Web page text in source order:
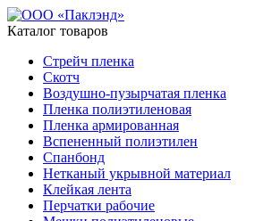
Каталог товаров
Стрейч пленка
Скотч
Воздушно-пузырчатая пленка
Пленка полиэтиленовая
Пленка армированная
Вспененный полиэтилен
Спанбонд
Нетканый укрывной материал
Клейкая лента
Перчатки рабочие